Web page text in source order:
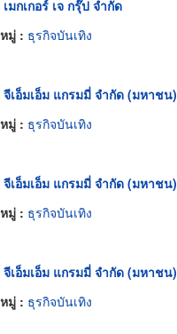
มกเกอร์ เจ กรุ๊ป จำกัด
มู่ : ธุรกิจบันเทิง
เอ็มเอ็ม แกรมมี่ จำกัด (มหาชน)
มู่ : ธุรกิจบันเทิง
เอ็มเอ็ม แกรมมี่ จำกัด (มหาชน)
มู่ : ธุรกิจบันเทิง
เอ็มเอ็ม แกรมมี่ จำกัด (มหาชน)
มู่ : ธุรกิจบันเทิง